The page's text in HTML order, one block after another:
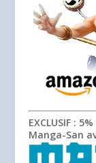
EXCLUSIF :
Manga-San